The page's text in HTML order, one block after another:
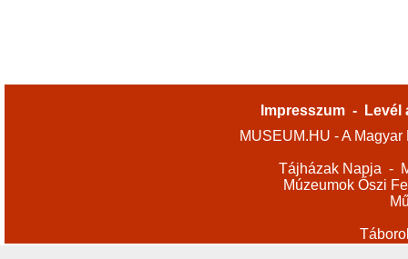
Impresszum -
Levél
MUSEUM.HU - A
Tájházak Napja -
Múzeumok Őszi